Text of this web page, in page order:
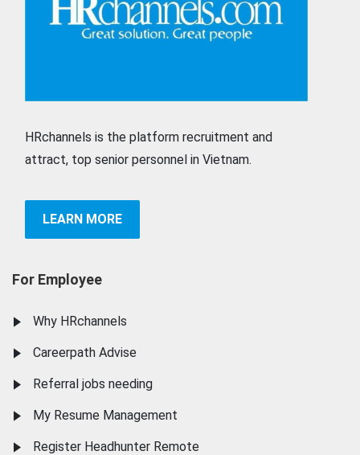
HRchannels is the platform recruitment and
attract, top senior personnel in Vietnam.
LEARN MORE
For Employee
Why HRchannels
Careerpath Advise
Referral jobs needing
My Resume Management
Register Headhunter Remote